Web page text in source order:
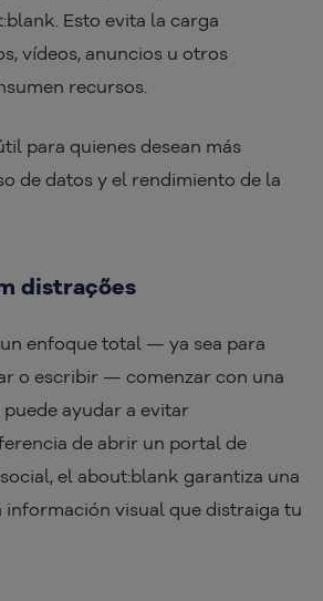
Esto evita la carga
vídeos, anuncios u otros
recursos.
para quienes desean más
de datos y el rendimiento de la
distrações
enfoque total — ya sea para
o escribir — comenzar con una
ayudar a evitar
de abrir un portal de
el about:blank garantiza una
información visual que distraiga tu